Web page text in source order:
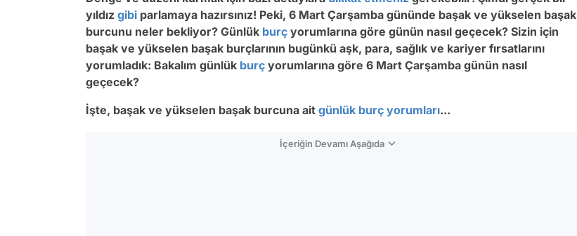
yıldız gibi parlamaya hazırsınız! Peki, 6 Mart Çarşamba gününde başak ve yükselen başak
burcunu neler bekliyor? Günlük burç yorumlarına göre günün nasıl geçecek? Sizin için
başak ve yükselen başak burçlarının bugünkü aşk, para, sağlık ve kariyer fırsatlarını
yorumladık: Bakalım günlük burç yorumlarına göre 6 Mart Çarşamba günün nasıl
geçecek?
İşte, başak ve yükselen başak burcuna ait günlük burç yorumları...
İçeriğin Devamı Aşağıda